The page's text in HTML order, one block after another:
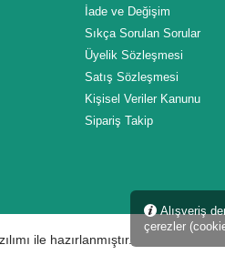
İade ve Değişim
Sıkça Sorulan Sorular
Üyelik Sözleşmesi
Satış Sözleşmesi
Kişisel Veriler Kanunu
Sipariş Takip
ile hazırlanmıştır.
Alışveriş
çerezler